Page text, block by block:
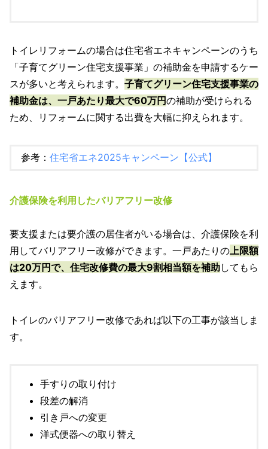
トイレリフォームの場合は住宅省エネキャンペーンのうち
「子育てグリーン住宅支援事業」の補助金を申請するケー
スが多いと考えられます。 子育てグリーン住宅支援事業の
補助金は、一戸あたり最大で60万円の補助が受けられる
ため、リフォームに関する出費を大幅に抑えられます。
参考： 住宅省エネ2025キャンペーン【公式】
介護保険を利用したバリアフリー改修
要支援または要介護の居住者がいる場合は、介護保険を利
用してバリアフリー改修ができます。一戸あたりの 上限額
は20万円で、住宅改修費の最大9割相当額を補助してもら
えます。
トイレのバリアフリー改修であれば以下の工事が該当しま
す。
手すりの取り付け
段差の解消
引き戸への変更
洋式便器への取り替え